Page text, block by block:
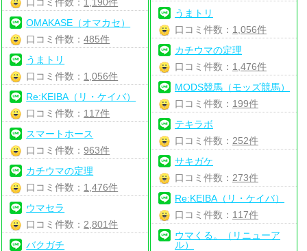
OMAKASE（オマカセ）
口コミ件数：485件
うまトリ
口コミ件数： 1,056件
Re:KEIBA（リ・ケイバ）
口コミ件数： 117件
スマートホース
口コミ件数：963件
カチウマの定理
口コミ件数： 1,476件
ウマセラ
口コミ件数： 2,801件
バクガチ
うまトリ
口コミ件数： 1,056件
カチウマの定理
口コミ件数： 1,476件
MODS競馬（モッズ競馬）
口コミ件数： 199件
テキラボ
口コミ件数： 252件
サキガケ
口コミ件数： 273件
Re:KEIBA（リ・ケイバ）
口コミ件数： 117件
ウマくる。（リニューア
ル）